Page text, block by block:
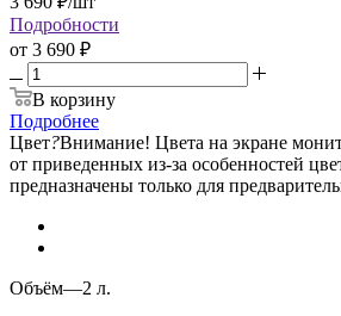
Подробности
от 3 690 ₽
В корзину
Подробнее
Цвет?Внимание! Цвета на экране
от приведенных из-за особенностей
предназначены только для
Объём—2 л.